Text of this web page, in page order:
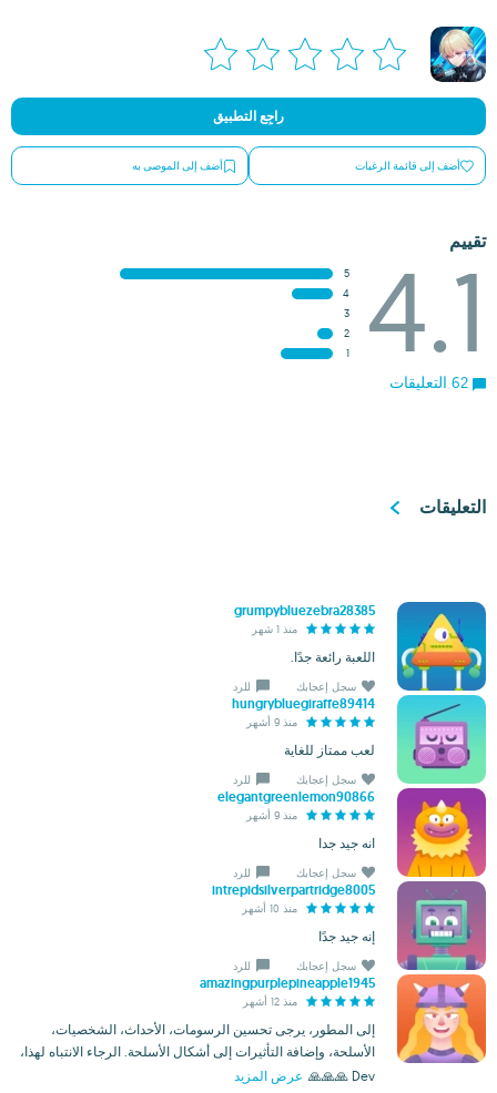
راجِع التطبيق
أضف إلى قائمة الرغبات أضف إلى الموصى به
تقييم
4.1
5
4
3
2
1
التعليقات
grumpybluezebra28385
منذ 1 شهر
اللعبة رائعة جدًا.
سجل إعجابك للرد
hungrybluegiraffe89414
منذ 9 أشهر
لعب ممتاز للغاية
سجل إعجابك للرد
elegantgreenlemon90866
منذ 9 أشهر
انه جيد جدا
سجل إعجابك للرد
intrepidsilverpartridge8005
منذ 10 أشهر
إنه جيد جدًا
سجل إعجابك للرد
amazingpurplepineapple1945
منذ 12 أشهر
إلى المطور، يرجى تحسين الرسومات، الأحداث، الشخصيات،
الأسلحة، وإضافة التأثيرات إلى أشكال الأسلحة. الرجاء الانتباه لهذا،
Dev 🙏🙏🙏
عرض المزيد